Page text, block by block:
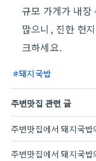
규모 가게가 내장
많으니, 진한 현
크하세요.
돼지국밥
주변맛집 관련 글
주변맛집에서 돼지국
주변맛집에서 돼지국